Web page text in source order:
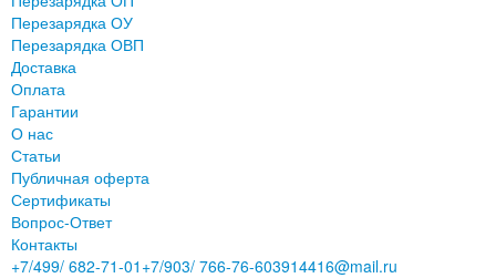
Перезарядка ОУ
Перезарядка ОВП
Доставка
Оплата
Гарантии
О нас
Статьи
Публичная оферта
Сертификаты
Вопрос-Ответ
Контакты
+7/499/ 682-71-01 +7/903/ 766-76-603914416@mail.ru